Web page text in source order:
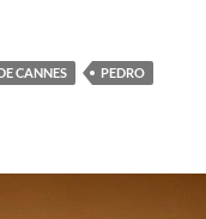
CANNES
PEDRO